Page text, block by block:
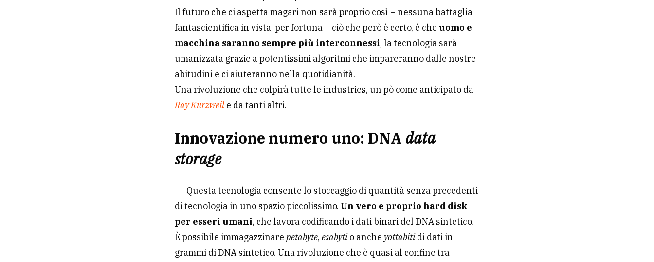
Il futuro che ci aspetta magari non sarà proprio così – nessuna battaglia
fantascientifica in vista, per fortuna – ciò che però è certo, è che uomo e
macchina saranno sempre più interconnessi, la tecnologia sarà
umanizzata grazie a potentissimi algoritmi che impareranno dalle nostre
abitudini e ci aiuteranno nella quotidianità.
Una rivoluzione che colpirà tutte le industries, un pò come anticipato da
Ray Kurzweile da tanti altri.
Innovazione numero uno: DNA data
storage
Questa tecnologia consente lo stoccaggio di quantità senza precedenti
di tecnologia in uno spazio piccolissimo. Un vero e proprio hard disk
per esseri umani, che lavora codificando i dati binari del DNA sintetico.
È possibile immagazzinarepetabyte,esabytio anche yottabitidi dati in
grammi di DNA sintetico. Una rivoluzione che è quasi al confine tra